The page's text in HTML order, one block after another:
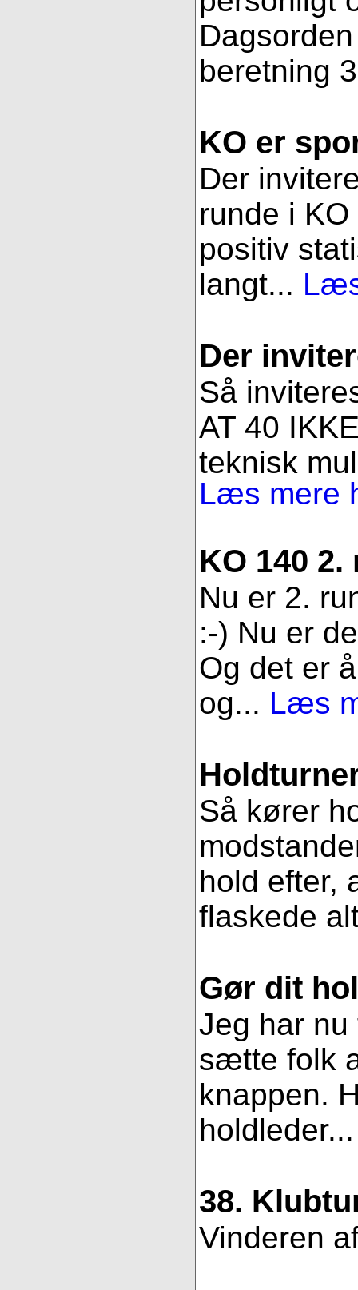
beretning
KO er
Der
runde i
positiv
langt...
Der
Så
AT 40
teknisk
Læs mere
KO 140 2.
Nu er 2.
:-) Nu er
Og det er
og... Læs
Så kører
hold efter,
flaskede
Gør dit
Jeg har
sætte folk
knappen.
38.
Vinderen